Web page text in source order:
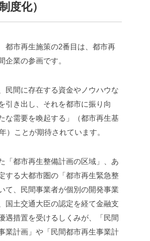
度化）
都市再生施策の2番目は、都市再
企業の参画です。
民間に存在する資金やノウハウな
引き出し、それを都市に振り向
な需要を喚起する」（都市再生基
）ことが期待されています。
「都市再生整備計画の区域」、あ
する大都市圏の「都市再生緊急整
て、民間事業者が個別の開発事業
国土交通大臣の認定を経て金融支
遇措置を受けるしくみが、「民間
業計画」や「民間都市再生事業計